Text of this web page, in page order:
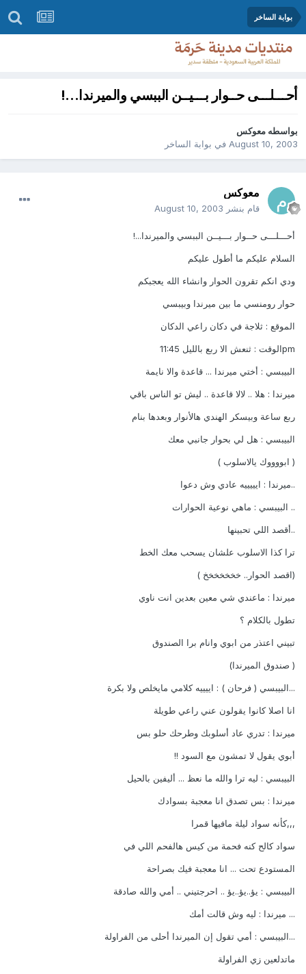
بوابة الساخر
أحـــلـــى حــوار بـــيــن الببسي والميرندا...!
بواسطه معوكس
August 10, 2003في بوابة الساخر
معوكس
قام بنشر August 10, 2003
أحـــلـــى حــوار بـــيــن الببسي والميرندا...!
السلام عليكم ما أطول عليكم
ودي انكم تقرون الحوار وانشاء الله يعجبكم
حوار رومنسي ما بين ميرندا وبيبسي
الموقع : ثلاجة في دكان راعي الدكان
pmالوقت : ثنعش الا ربع بالليل 11:45
البيبسي : أختي ميرندا ... قاعدة والا نايمة
ميرندا : هلا .. لالا قاعدة .. ليش تو الناس باقي
ربع ساعة وبيسكر الهندي هالأنوار وبعدها بنام
البيبسي : هل لي بحوار جانبي معك
( ابووووك يالاسلوب )
..ميرندا : ايييييه عادي وش دعوا
.. البيبسي : ماهي نوعية الحوارات
..أقصد اللي تحبينها
ترا كذا الاسلوب علشان يسحب معك الخط
(اقصد الحوار.. خخخخخخخ )
ميرندا : ماعندي شي معين بعدين انت ناوي
تطول بالكلام ؟
تبيني اعتذر من ابوي وانام برا الصندوق
( صندوق الميرندا)
...البيبسي ( فرحان ) : اييييه كلامي مايخلص ولا بكرة
انا اصلا كانوا يقولون عني راعي طويلة
ميرندا : تدري عاد أسلوبك وطرحك حلو بس
أبوي يقول لا تمشون مع السود !!
البيبسي : ليه ترا والله ما نعظ ... أليفين بالحيل
ميرندا : بس تصدق انا معجبة بسوادك
,,,كأنه سواد ليلة مافيها قمرا
سواد كالح كنه فحمة من كيس هالفحم اللي في
المستودع تحت ... انا معجبة فيك بصراحة
البيبسي : يؤ..يؤ..يؤ .. احرجتيني .. أمي والله صادقة
... ميرندا : ليه وش قالت أمك
...البيبسي : أمي تقول إن الميرندا أحلى من الفراولة
ماتدلعين زي الفراولة